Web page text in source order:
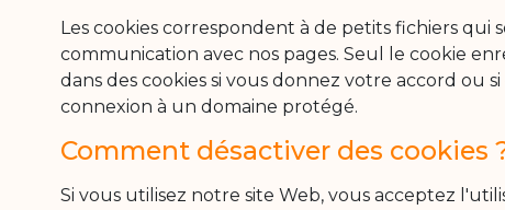
Les cookies correspondent à de petits fichiers
communication avec nos pages. Seul le cookie
dans des cookies si vous donnez votre accord
connexion à un domaine protégé.
Comment désactiver des cookies
Si vous utilisez notre site Web, vous acceptez